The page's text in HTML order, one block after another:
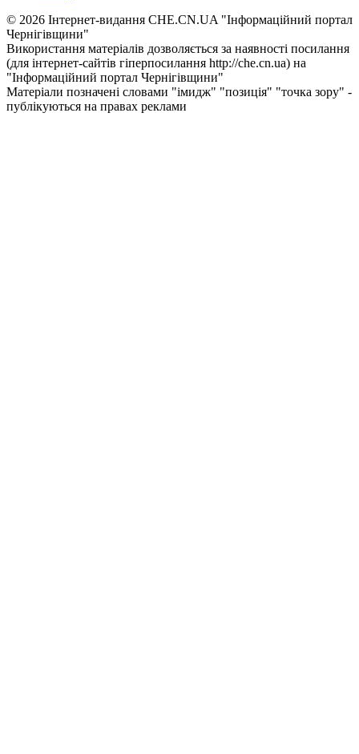
© 2026 Інтернет-видання CHE.CN.UA "Інформаційний портал
Чернiгiвщини"
Використання матеріалів дозволяється за наявності посилання
(для інтернет-сайтів гіперпосилання http://che.cn.ua) на
"Інформаційний портал Чернiгiвщини"
Матеріали позначені словами "імидж" "позиція" "точка зору" -
публікуються на правах реклами